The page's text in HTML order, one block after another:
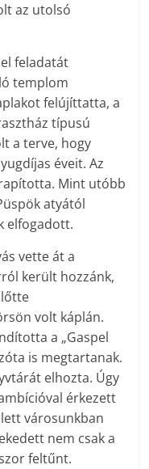
az utolsó
feladatát
templom
felújíttatta, a
típusú
a terve, hogy
éveit. Az
Mint utóbb
atyától
elfogadott.
vette át a
került hozzánk,
volt káplán.
a „Gaspel
is megtartanak.
elhozta. Úgy
érkezett
városunkban
nem csak a
feltűnt.